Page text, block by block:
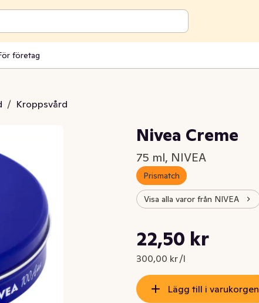
företag
/ Kroppsvård
Nivea Creme
75 ml, NIVEA
Prismatch
Visa alla varor från NIVEA
Nuvarande pris är: 22,50 kr
22,50 kr
300,00 kr /l
Styckpris: 300,00 kr /l
Lägg till i varukorgen